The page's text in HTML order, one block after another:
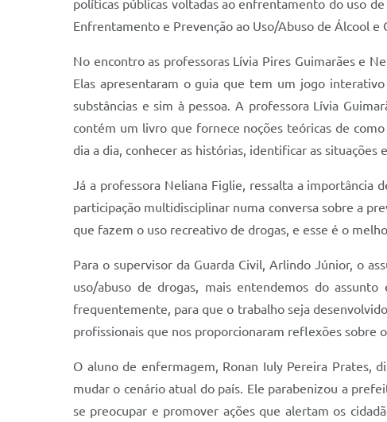
políticas públicas voltadas ao enfrentamento do uso
Enfrentamento e Prevenção ao Uso/Abuso de Álcool
No encontro as professoras Lívia Pires Guimarães e
Elas apresentaram o guia que tem um jogo
substâncias e sim à pessoa. A professora Lívia
contém um livro que fornece noções teóricas de
dia a dia, conhecer as histórias, identificar as situações
Já a professora Neliana Figlie, ressalta a importância
participação multidisciplinar numa conversa sobre a
que fazem o uso recreativo de drogas, e esse é o
Para o supervisor da Guarda Civil, Arlindo Júnior, o
uso/abuso de drogas, mais entendemos do
frequentemente, para que o trabalho seja
profissionais que nos proporcionaram reflexões sobre
O aluno de enfermagem, Ronan Iuly Pereira Prates,
mudar o cenário atual do país. Ele parabenizou a
se preocupar e promover ações que alertam os